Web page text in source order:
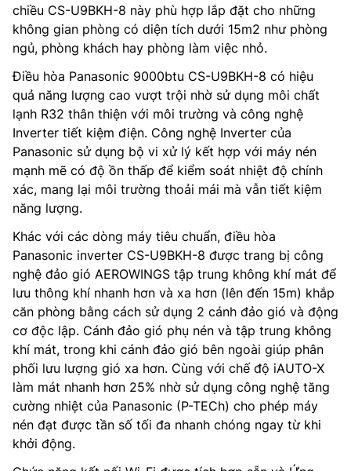
chiều CS-U9BKH-8 này phù hợp lắp đặt cho những
không gian phòng có diện tích dưới 15m2 như phòng
ngủ, phòng khách hay phòng làm việc nhỏ.
Điều hòa Panasonic 9000btu CS-U9BKH-8 có hiệu
quả năng lượng cao vượt trội nhờ sử dụng môi chất
lạnh R32 thân thiện với môi trường và công nghệ
Inverter tiết kiệm điện. Công nghệ Inverter của
Panasonic sử dụng bộ vi xử lý kết hợp với máy nén
mạnh mẽ có độ ồn thấp để kiểm soát nhiệt độ chính
xác, mang lại môi trường thoải mái mà vẫn tiết kiệm
năng lượng.
Khác với các dòng máy tiêu chuẩn, điều hòa
Panasonic inverter CS-U9BKH-8 được trang bị công
nghệ đảo gió AEROWINGS tập trung không khí mát để
lưu thông khí nhanh hơn và xa hơn (lên đến 15m) khắp
căn phòng bằng cách sử dụng 2 cánh đảo gió và động
cơ độc lập. Cánh đảo gió phụ nén và tập trung không
khí mát, trong khi cánh đảo gió bên ngoài giúp phân
phối lưu lượng gió xa hơn. Cùng với chế độ iAUTO-X
làm mát nhanh hơn 25% nhờ sử dụng công nghệ tăng
cường nhiệt của Panasonic (P-TECh) cho phép máy
nén đạt được tần số tối đa nhanh chóng ngay từ khi
khởi động.